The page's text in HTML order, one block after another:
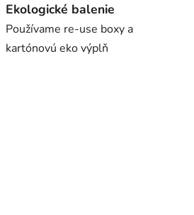
Ekologické balenie
Používame re-use boxy a
kartónovú eko výplň